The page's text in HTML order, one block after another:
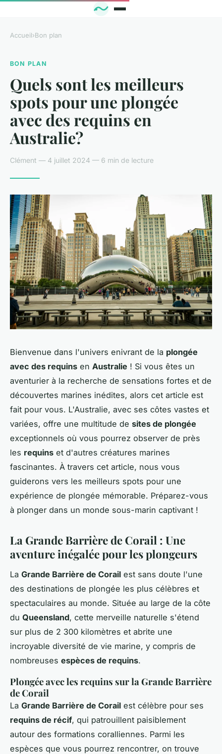
Accueil›Bon plan
BON PLAN
Quels sont les meilleurs
spots pour une plongée
avec des requins en
Australie?
Clément — 4 juillet 2024 — 6 min de lecture
Bienvenue dans l'univers enivrant de la plongée
avec des requins en Australie ! Si vous êtes un
aventurier à la recherche de sensations fortes et de
découvertes marines inédites, alors cet article est
fait pour vous. L'Australie, avec ses côtes vastes et
variées, offre une multitude de sites de plongée
exceptionnels où vous pourrez observer de près
les requins et d'autres créatures marines
fascinantes. À travers cet article, nous vous
guiderons vers les meilleurs spots pour une
expérience de plongée mémorable. Préparez-vous
à plonger dans un monde sous-marin captivant !
La Grande Barrière de Corail : Une
aventure inégalée pour les plongeurs
La Grande Barrière de Corail est sans doute l'une
des destinations de plongée les plus célèbres et
spectaculaires au monde. Située au large de la côte
du Queensland, cette merveille naturelle s'étend
sur plus de 2 300 kilomètres et abrite une
incroyable diversité de vie marine, y compris de
nombreuses espèces de requins.
Plongée avec les requins sur la Grande Barrière
de Corail
La Grande Barrière de Corail est célèbre pour ses
requins de récif, qui patrouillent paisiblement
autour des formations coralliennes. Parmi les
espèces que vous pourrez rencontrer, on trouve